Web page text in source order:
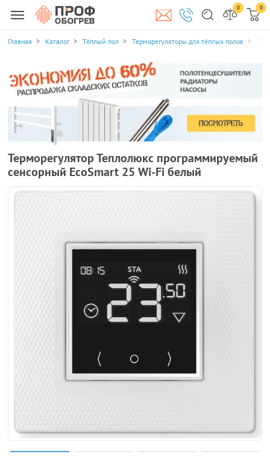
0 0
Главная Каталог Тёплый пол Терморегуляторы для тёплых полов
Терморегулятор Теплолюкс программируемый
сенсорный EcoSmart 25 Wi-Fi белый